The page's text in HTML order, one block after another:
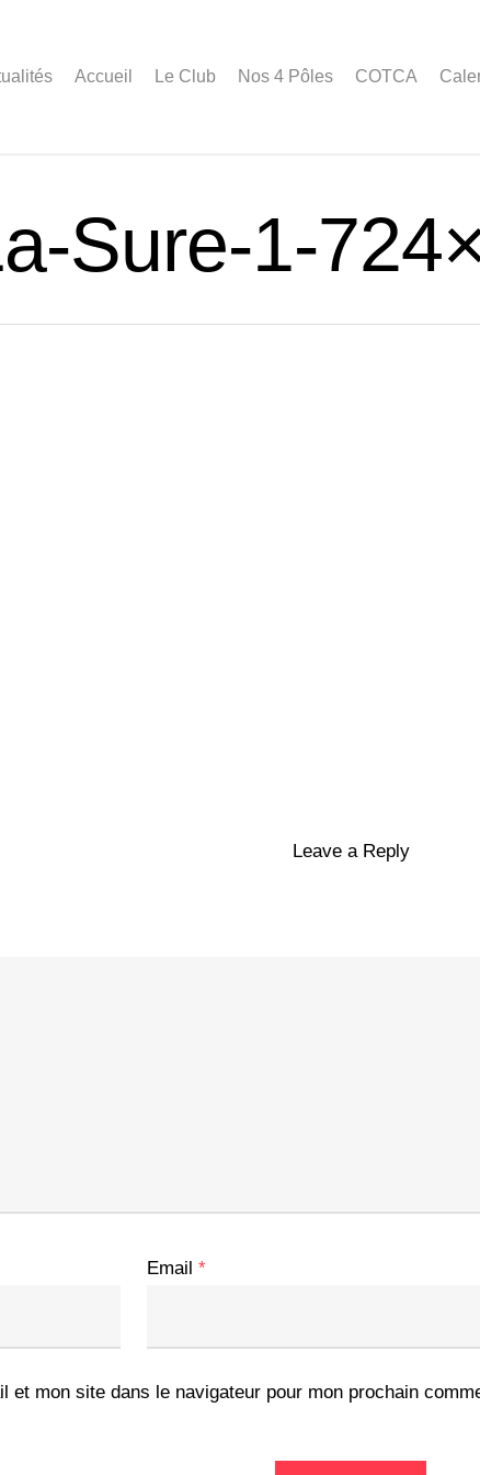
Accueil Le Club Nos 4 Pôles COTCA
Sure-1-
Leave a Reply
Email *
et mon site dans le navigateur pour mon prochain